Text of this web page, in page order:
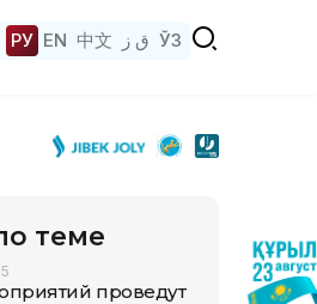
РУ EN 中文 ق ز ЎЗ
теме
проведут